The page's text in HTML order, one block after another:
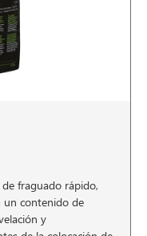
fraguado rápido,
un contenido de
y